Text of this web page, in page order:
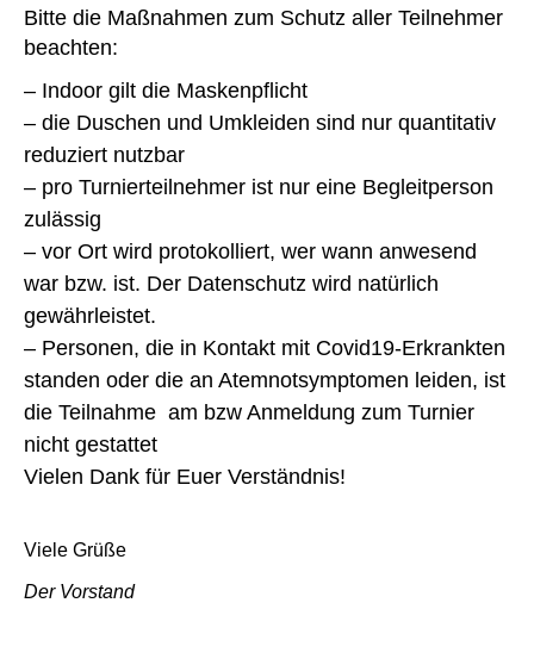
Bitte die Maßnahmen zum Schutz aller Teilnehmer
beachten:
– Indoor gilt die Maskenpflicht
– die Duschen und Umkleiden sind nur quantitativ
reduziert nutzbar
– pro Turnierteilnehmer ist nur eine Begleitperson
zulässig
– vor Ort wird protokolliert, wer wann anwesend
war bzw. ist. Der Datenschutz wird natürlich
gewährleistet.
– Personen, die in Kontakt mit Covid19-Erkrankten
standen oder die an Atemnotsymptomen leiden, ist
die Teilnahme am bzw Anmeldung zum Turnier
nicht gestattet
Vielen Dank für Euer Verständnis!
Viele Grüße
Der Vorstand